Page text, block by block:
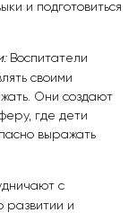
и подготовиться
:Воспитатели
своими
Они создают
где дети
выражать
с
развитии и